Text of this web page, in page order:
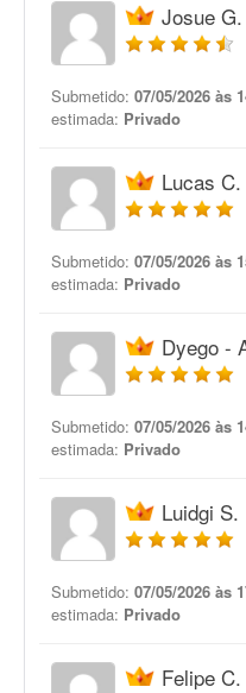
Josue G.
Submetido: 07/05/2026 às
estimada: Privado
Lucas C.
Submetido: 07/05/2026 às
estimada: Privado
Dyego -
Submetido: 07/05/2026 às
estimada: Privado
Luidgi S.
Submetido: 07/05/2026 às
estimada: Privado
Felipe C.